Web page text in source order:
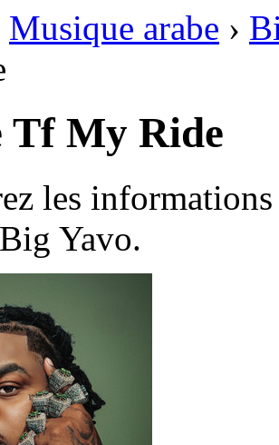
Musique arabe ›
Tf My Ride
les
Yavo.